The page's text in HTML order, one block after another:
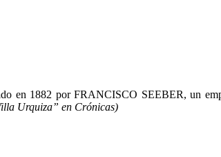
en 1882 por FRANCISCO SEEBER, un
Urquiza” en Crónicas)